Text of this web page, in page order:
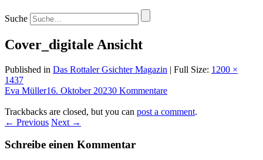
Suche
Cover_digitale Ansicht
Published in Das Rottaler Gsichter Magazin | Full Size: 1200 ×
1437
Eva Müller16. Oktober 20230 Kommentare
Trackbacks are closed, but you can post a comment.
← Previous Next →
Schreibe einen Kommentar